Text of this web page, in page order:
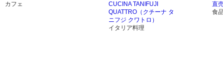
カフェ
CUCINA TANIFUJI
QUATTRO（クチーナ タ
ニフジ クワトロ）
イタリア料理
直
食